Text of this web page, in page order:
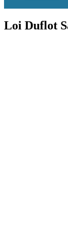
Loi Duflot